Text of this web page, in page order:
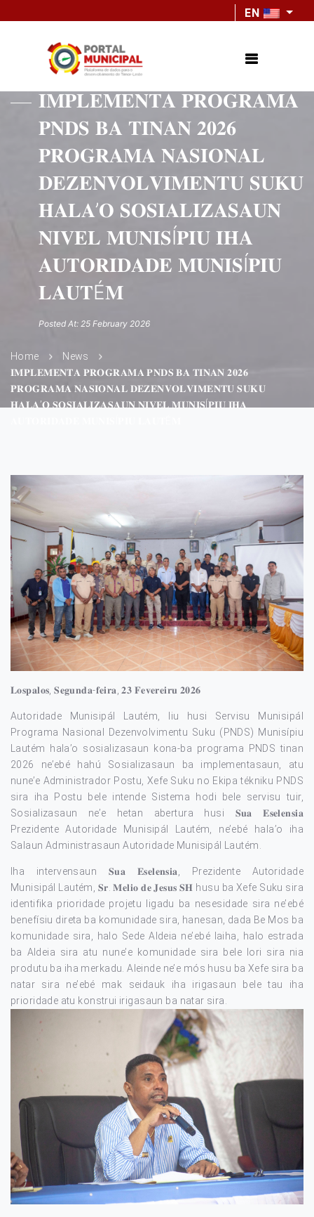
EN
𝐈𝐌𝐏𝐋𝐄𝐌𝐄𝐍𝐓𝐀 𝐏𝐑𝐎𝐆𝐑𝐀𝐌𝐀
𝐏𝐍𝐃𝐒 𝐁𝐀 𝐓𝐈𝐍𝐀𝐍 𝟐𝟎𝟐𝟔
𝐏𝐑𝐎𝐆𝐑𝐀𝐌𝐀 𝐍𝐀𝐒𝐈𝐎𝐍𝐀𝐋
𝐃𝐄𝐙𝐄𝐍𝐕𝐎𝐋𝐕𝐈𝐌𝐄𝐍𝐓𝐔 𝐒𝐔𝐊𝐔
𝐇𝐀𝐋𝐀’𝐎 𝐒𝐎𝐒𝐈𝐀𝐋𝐈𝐙𝐀𝐒𝐀𝐔𝐍
𝐍𝐈𝐕𝐄𝐋 𝐌𝐔𝐍𝐈𝐒Í𝐏𝐈𝐔 𝐈𝐇𝐀
𝐀𝐔𝐓𝐎𝐑𝐈𝐃𝐀𝐃𝐄 𝐌𝐔𝐍𝐈𝐒Í𝐏𝐈𝐔
𝐋𝐀𝐔𝐓É𝐌
Posted At: 25 February 2026
Home
News
𝐈𝐌𝐏𝐋𝐄𝐌𝐄𝐍𝐓𝐀 𝐏𝐑𝐎𝐆𝐑𝐀𝐌𝐀 𝐏𝐍𝐃𝐒 𝐁𝐀 𝐓𝐈𝐍𝐀𝐍 𝟐𝟎𝟐𝟔
𝐏𝐑𝐎𝐆𝐑𝐀𝐌𝐀 𝐍𝐀𝐒𝐈𝐎𝐍𝐀𝐋 𝐃𝐄𝐙𝐄𝐍𝐕𝐎𝐋𝐕𝐈𝐌𝐄𝐍𝐓𝐔 𝐒𝐔𝐊𝐔
𝐇𝐀𝐋𝐀’𝐎 𝐒𝐎𝐒𝐈𝐀𝐋𝐈𝐙𝐀𝐒𝐀𝐔𝐍 𝐍𝐈𝐕𝐄𝐋 𝐌𝐔𝐍𝐈𝐒Í𝐏𝐈𝐔 𝐈𝐇𝐀
𝐋𝐨𝐬𝐩𝐚𝐥𝐨𝐬, 𝐒𝐞𝐠𝐮𝐧𝐝𝐚-𝐟𝐞𝐢𝐫𝐚, 𝟐𝟑 𝐅𝐞𝐯𝐞𝐫𝐞𝐢𝐫𝐮 𝟐𝟎𝟐𝟔
Autoridade Munisipál Lautém, liu husi Servisu Munisipál
Programa Nasional Dezenvolvimentu Suku (PNDS) Munisípiu
Lautém hala’o sosializasaun kona-ba programa PNDS tinan
2026 ne’ebé hahú Sosializasaun ba implementasaun, atu
nune’e Administrador Postu, Xefe Suku no Ekipa tékniku PNDS
sira iha Postu bele intende Sistema hodi bele servisu tuir,
Sosializasaun ne’e hetan abertura husi 𝐒𝐮𝐚 𝐄𝐬𝐞𝐥𝐞𝐧𝐬𝐢𝐚
Prezidente Autoridade Munisipál Lautém, ne’ebé hala’o iha
Salaun Administrasaun Autoridade Munisipál Lautém.
Iha intervensaun 𝐒𝐮𝐚 𝐄𝐬𝐞𝐥𝐞𝐧𝐬𝐢𝐚, Prezidente Autoridade
Munisipál Lautém, 𝐒𝐫. 𝐌𝐞𝐥𝐢𝐨 𝐝𝐞 𝐉𝐞𝐬𝐮𝐬 𝐒𝐇 husu ba Xefe Suku sira
identifika prioridade projetu ligadu ba nesesidade sira ne’ebé
benefísiu direta ba komunidade sira, hanesan, dada Be Mos ba
komunidade sira, halo Sede Aldeia ne’ebé laiha, halo estrada
ba Aldeia sira atu nune’e komunidade sira bele lori sira nia
produtu ba iha merkadu. Aleinde ne’e mós husu ba Xefe sira ba
natar sira ne’ebé mak seidauk iha irigasaun bele tau iha
prioridade atu konstrui irigasaun ba natar sira.